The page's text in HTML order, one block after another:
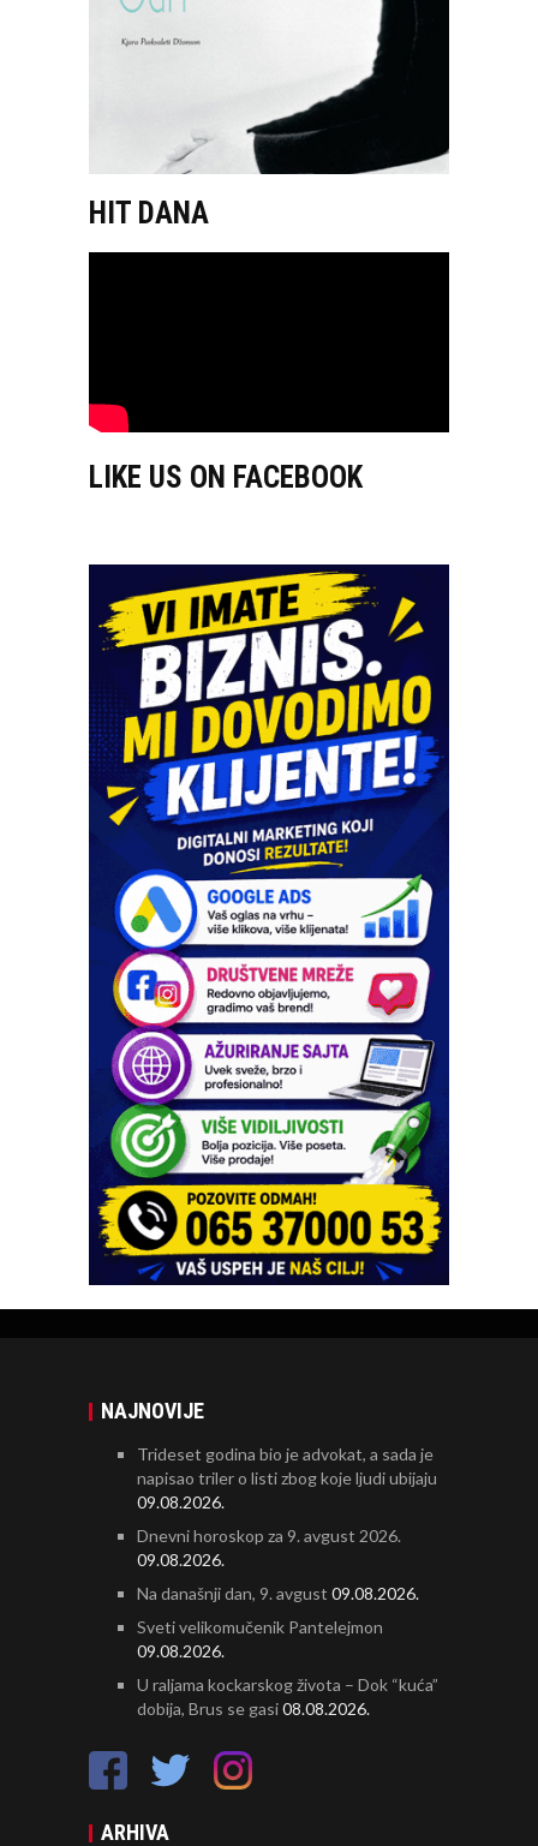
HIT DANA
LIKE US ON FACEBOOK
NAJNOVIJE
Trideset godina bio je advokat, a sada je
napisao triler o listi zbog koje ljudi ubijaju
09.08.2026.
Dnevni horoskop za 9. avgust 2026.
09.08.2026.
Na današnji dan, 9. avgust 09.08.2026.
Sveti velikomučenik Pantelejmon
09.08.2026.
U raljama kockarskog života – Dok “kuća”
dobija, Brus se gasi08.08.2026.
ARHIVA